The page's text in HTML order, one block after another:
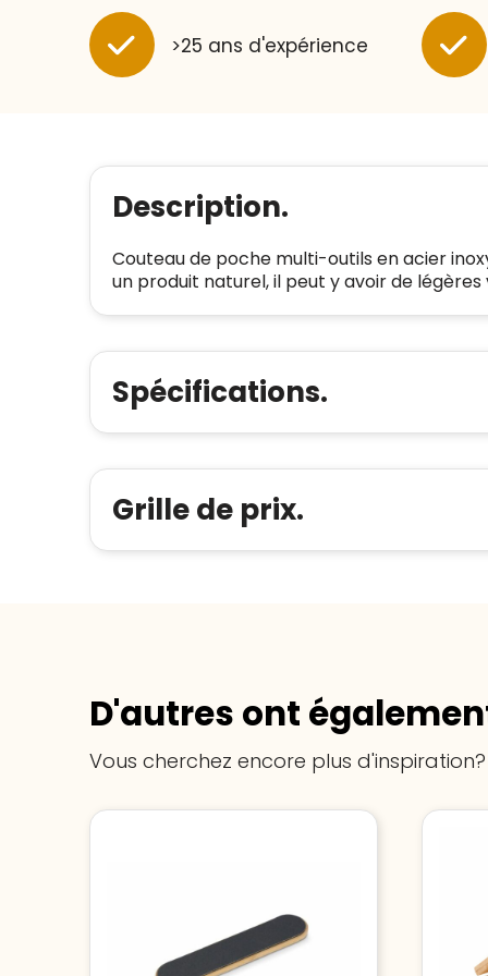
>25 ans d'expérience
Description.
Couteau de poche multi-outils en acier
un produit naturel, il peut y avoir de
Spécifications.
Grille de prix.
D'autres ont
Vous cherchez encore plus